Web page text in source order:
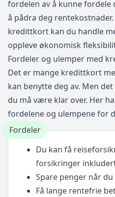
fordelen av å kunne
å pådra deg
kredittkort kan du handle
oppleve økonomisk
Fordeler og ulemper med
Det er mange kredittkort
kan benytte deg av. Men
du må være klar over. Her
fordelene og ulempene for
Fordeler
Du kan få
forsikringer
Spare penger når
Få lange rentefrie